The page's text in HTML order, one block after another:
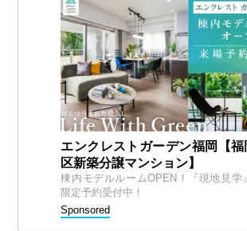
エンクレストガーデン福岡【
区新築分譲マンション】
棟内モデルルームOPEN！『現地見学
限定予約受付中！
Sponsored